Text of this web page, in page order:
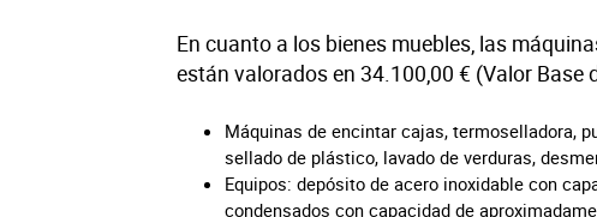
En cuanto a los bienes muebles, las
están valorados en 34.100,00 € (Valor Base
Máquinas de encintar cajas, termoselladora,
sellado de plástico, lavado de verduras,
Equipos: depósito de acero inoxidable con
condensados con capacidad de